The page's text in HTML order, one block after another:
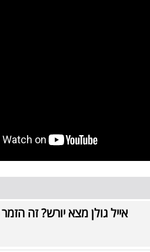
אייל גולן מצא יורש? זה